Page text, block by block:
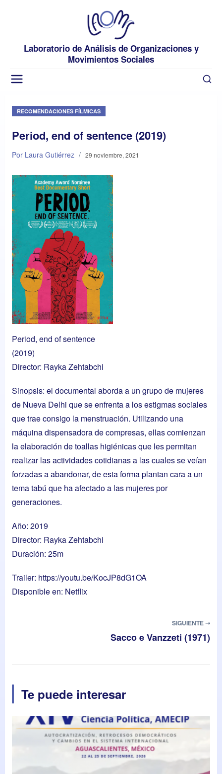
Laboratorio de Análisis de Organizaciones y
Movimientos Sociales
RECOMENDACIONES FÍLMICAS
Period, end of sentence (2019)
Por Laura Gutiérrez / 29 noviembre, 2021
Period, end of sentence
(2019)
Director: Rayka Zehtabchi
Sinopsis: el documental aborda a un grupo de mujeres
de Nueva Delhi que se enfrenta a los estigmas sociales
que trae consigo la menstruación. Utilizando una
máquina dispensadora de compresas, ellas comienzan
la elaboración de toallas higiénicas que les permitan
realizar las actividades cotidianas a las cuales se veían
forzadas a abandonar, de esta forma plantan cara a un
tema tabú que ha afectado a las mujeres por
generaciones.
Año: 2019
Director: Rayka Zehtabchi
Duración: 25m
Trailer: https://youtu.be/KocJP8dG1OA
Disponible en: Netflix
SIGUIENTE ➝
Sacco e Vanzzeti (1971)
Te puede interesar